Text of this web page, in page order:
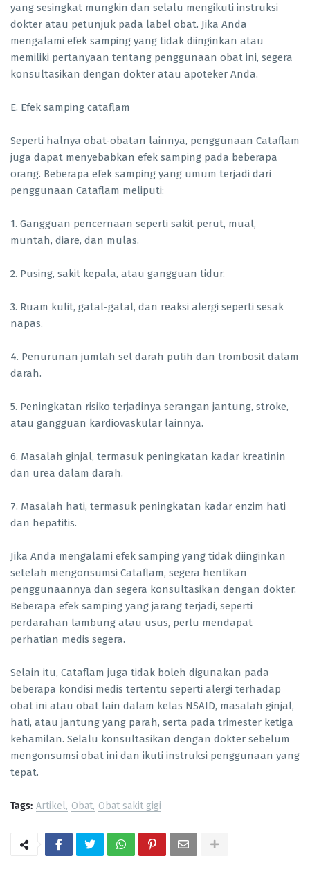
yang sesingkat mungkin dan selalu mengikuti instruksi
dokter atau petunjuk pada label obat. Jika Anda
mengalami efek samping yang tidak diinginkan atau
memiliki pertanyaan tentang penggunaan obat ini, segera
konsultasikan dengan dokter atau apoteker Anda.
E. Efek samping cataflam
Seperti halnya obat-obatan lainnya, penggunaan Cataflam
juga dapat menyebabkan efek samping pada beberapa
orang. Beberapa efek samping yang umum terjadi dari
penggunaan Cataflam meliputi:
1. Gangguan pencernaan seperti sakit perut, mual,
muntah, diare, dan mulas.
2. Pusing, sakit kepala, atau gangguan tidur.
3. Ruam kulit, gatal-gatal, dan reaksi alergi seperti sesak
napas.
4. Penurunan jumlah sel darah putih dan trombosit dalam
darah.
5. Peningkatan risiko terjadinya serangan jantung, stroke,
atau gangguan kardiovaskular lainnya.
6. Masalah ginjal, termasuk peningkatan kadar kreatinin
dan urea dalam darah.
7. Masalah hati, termasuk peningkatan kadar enzim hati
dan hepatitis.
Jika Anda mengalami efek samping yang tidak diinginkan
setelah mengonsumsi Cataflam, segera hentikan
penggunaannya dan segera konsultasikan dengan dokter.
Beberapa efek samping yang jarang terjadi, seperti
perdarahan lambung atau usus, perlu mendapat
perhatian medis segera.
Selain itu, Cataflam juga tidak boleh digunakan pada
beberapa kondisi medis tertentu seperti alergi terhadap
obat ini atau obat lain dalam kelas NSAID, masalah ginjal,
hati, atau jantung yang parah, serta pada trimester ketiga
kehamilan. Selalu konsultasikan dengan dokter sebelum
mengonsumsi obat ini dan ikuti instruksi penggunaan yang
tepat.
Tags: Artikel Obat Obat sakit gigi